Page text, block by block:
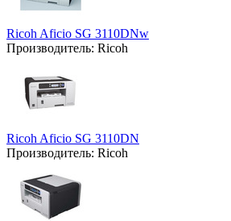
Ricoh Aficio SG 3110DNw
Производитель: Ricoh
Ricoh Aficio SG 3110DN
Производитель: Ricoh